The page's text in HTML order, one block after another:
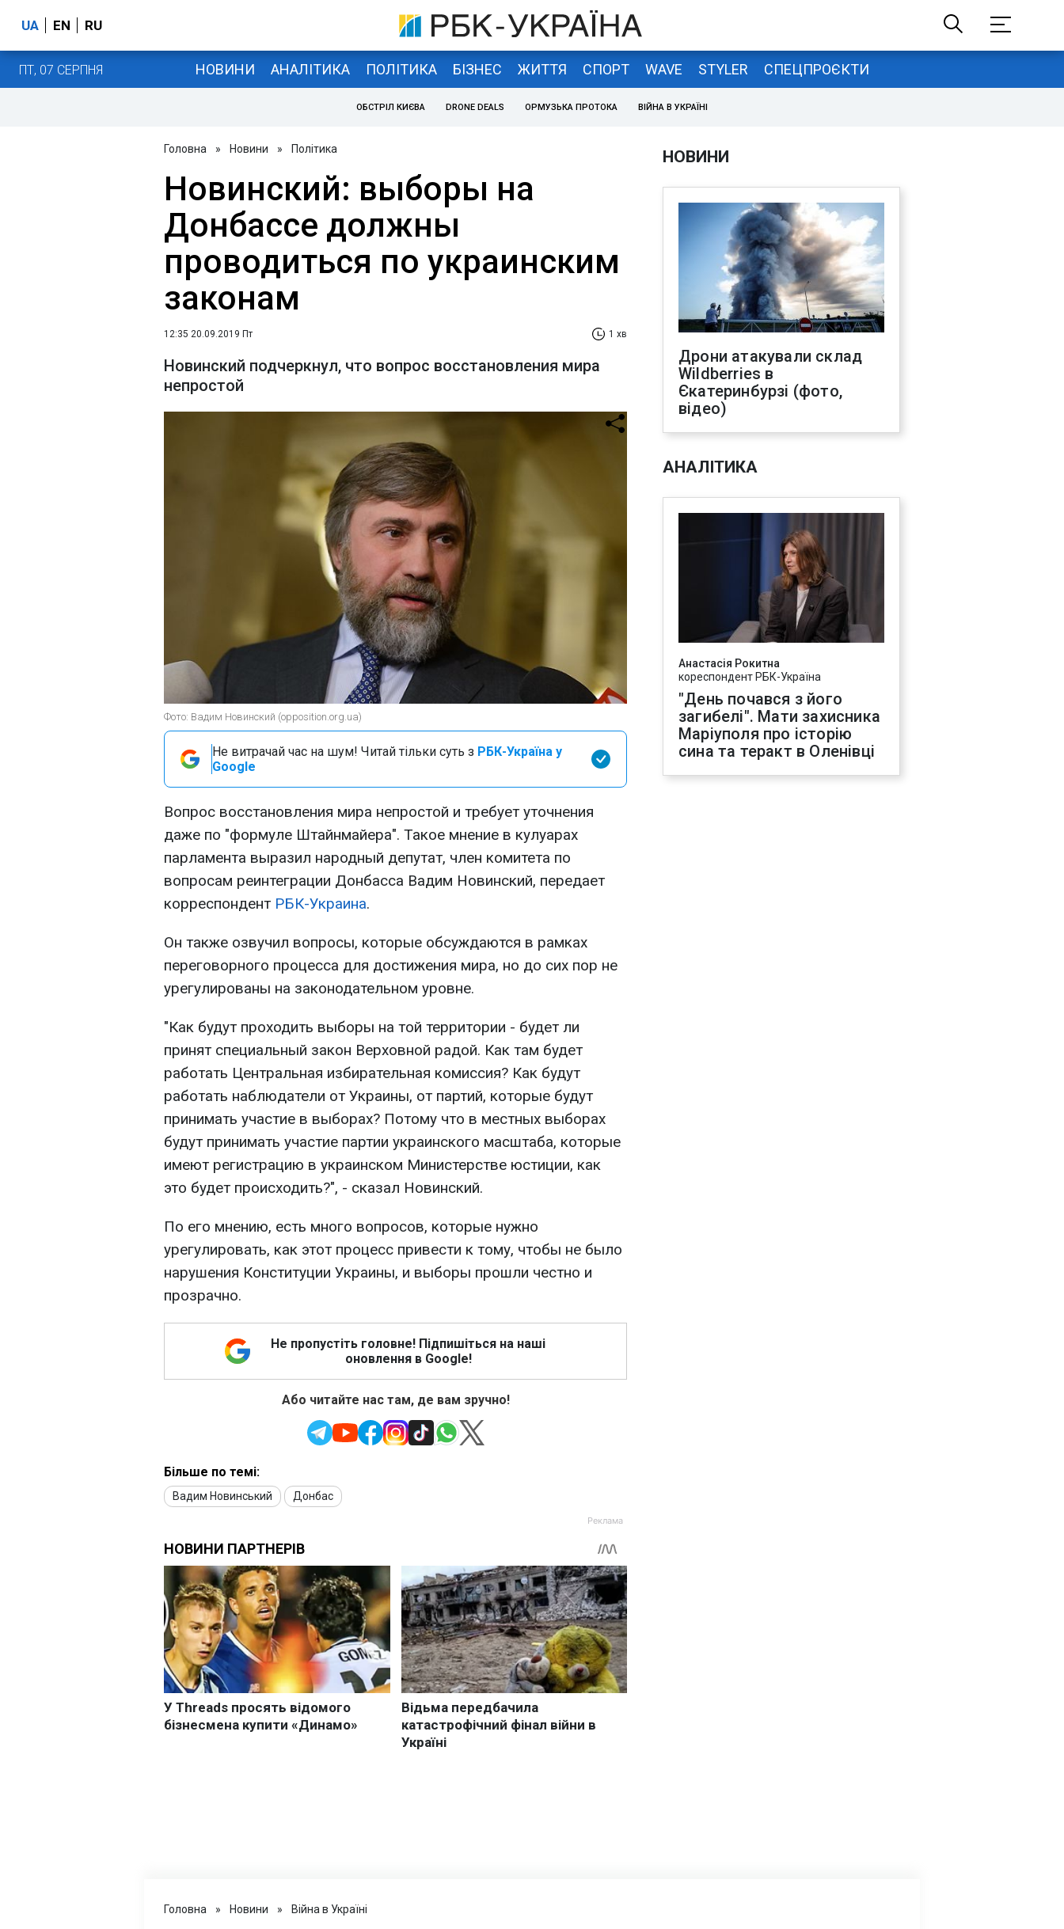
UA EN RU
ПТ, 07 СЕРПНЯ НОВИНИ АНАЛІТИКА ПОЛІТИКА БІЗНЕС ЖИТТЯ СПОРТ WAVE STYLER СПЕЦПРОЄКТИ
ОБСТРІЛ КИЄВА DRONE DEALS ОРМУЗЬКА ПРОТОКА ВІЙНА В УКРАЇНІ
Головна » Новини » Політика
Новинский: выборы на
Донбассе должны
проводиться по украинским
законам
12:35 20.09.2019 Пт 1 хв
Новинский подчеркнул, что вопрос восстановления мира
непростой
Фото: Вадим Новинский (opposition.org.ua)
Не витрачай час на шум! Читай тільки суть з РБК-Україна у
Google
Вопрос восстановления мира непростой и требует уточнения
даже по "формуле Штайнмайера". Такое мнение в кулуарах
парламента выразил народный депутат, член комитета по
вопросам реинтеграции Донбасса Вадим Новинский, передает
корреспондент РБК-Украина.
Он также озвучил вопросы, которые обсуждаются в рамках
переговорного процесса для достижения мира, но до сих пор не
урегулированы на законодательном уровне.
"Как будут проходить выборы на той территории - будет ли
принят специальный закон Верховной радой. Как там будет
работать Центральная избирательная комиссия? Как будут
работать наблюдатели от Украины, от партий, которые будут
принимать участие в выборах? Потому что в местных выборах
будут принимать участие партии украинского масштаба, которые
имеют регистрацию в украинском Министерстве юстиции, как
это будет происходить?", - сказал Новинский.
По его мнению, есть много вопросов, которые нужно
урегулировать, как этот процесс привести к тому, чтобы не было
нарушения Конституции Украины, и выборы прошли честно и
прозрачно.
Не пропустіть головне! Підпишіться на наші
оновлення в Google!
Або читайте нас там, де вам зручно!
Більше по темі:
Вадим Новинський Донбас
НОВИНИ
Дрони атакували склад
Wildberries в
Єкатеринбурзі (фото,
відео)
АНАЛІТИКА
Анастасія Рокитна
кореспондент РБК-Україна
"День почався з його
загибелі". Мати захисника
Маріуполя про історію
сина та теракт в Оленівці
Головна » Новини » Війна в Україні